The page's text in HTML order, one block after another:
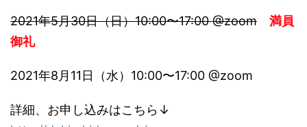
2021年5月30日（日）10:00〜17:00 @zoom
満員
御礼
2021年8月11日（水）10:00〜17:00 @zoom
詳細、お申し込みはこちら↓